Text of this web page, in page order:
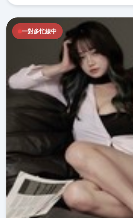
一對多忙線中